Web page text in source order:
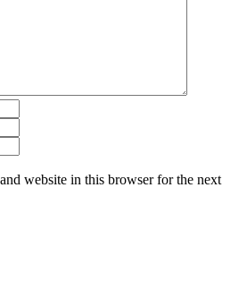
website in this browser for the next